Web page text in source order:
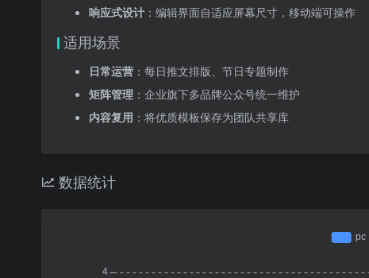
响应式设计 ：编辑界面自适应屏幕尺寸，移动端可操作
适用场景
日常运营 ：每日推文排版、节日专题制作
矩阵管理 ：企业旗下多品牌公众号统一维护
内容复用 ：将优质模板保存为团队共享库
数据统计